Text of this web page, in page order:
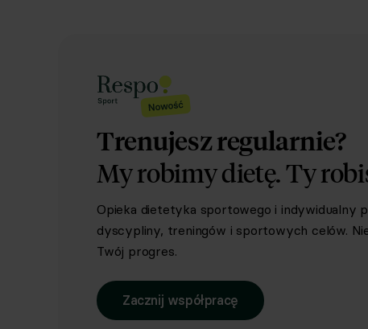
Trenujesz regularnie?
My robimy dietę.Ty
Opieka dietetyka sportowego i indywidualny
dyscypliny, treningów i sportowych celów.
Twój progres.
Zacznij współpracę